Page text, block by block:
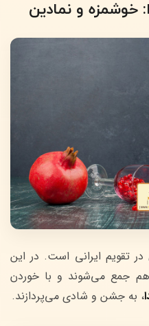
و نمادین
تقویم ایرانی است. در این
جمع می‌شوند و با خوردن
، به جشن و شادی می‌پردازند.